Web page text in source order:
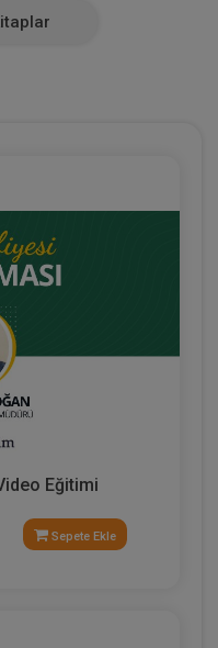
Eğitimi
Sepete Ekle